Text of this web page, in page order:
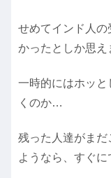
せめてインド人の
かったとしか思え
一時的にはホッ
くのか…
残った人達がまだ
ようなら、すぐに